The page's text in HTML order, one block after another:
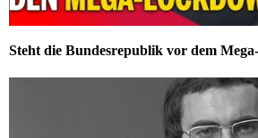
Steht die Bundesrepublik vor dem